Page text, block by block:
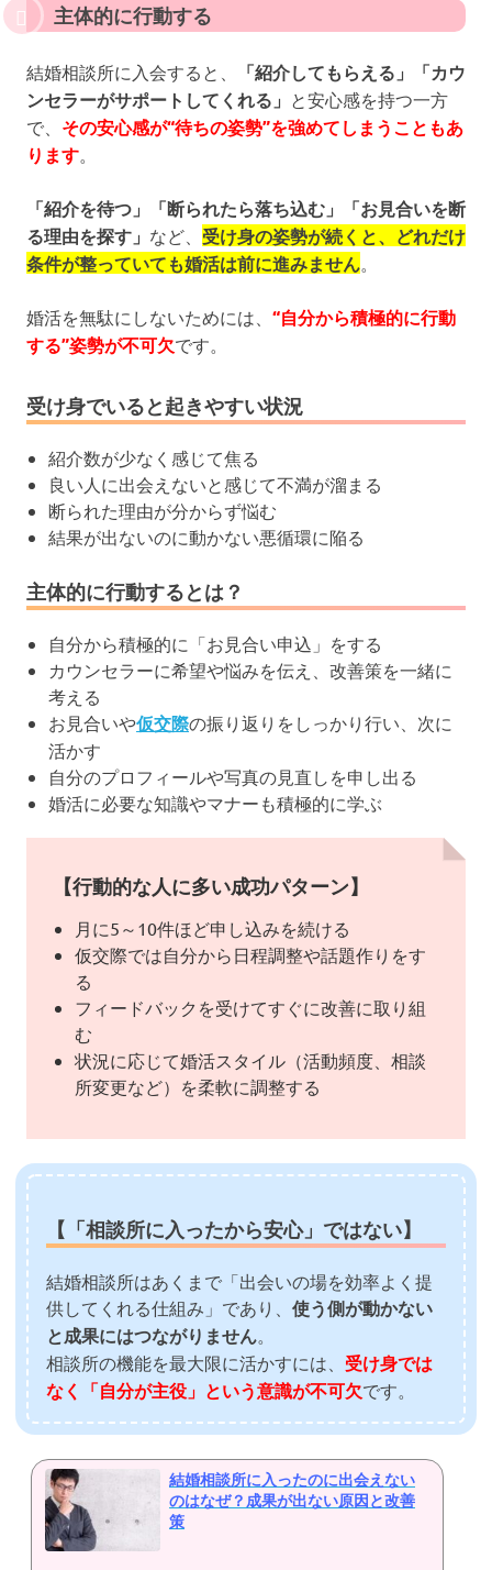
主体的に行動する
結婚相談所に入会すると、
「紹介してもらえる」「カウ
ンセラーがサポートしてくれる」 と安心感を持つ一方
で、 その安心感が“待ちの姿勢”を強めてしまうこともあ
ります。
「紹介を待つ」「断られたら落ち込む」「お見合いを断
る理由を探す」 など、 受け身の姿勢が続くと、どれだけ
条件が整っていても婚活は前に進みません。
婚活を無駄にしないためには、 “自分から積極的に行動
する”姿勢が不可欠です。
受け身でいると起きやすい状況
紹介数が少なく感じて焦る
良い人に出会えないと感じて不満が溜まる
断られた理由が分からず悩む
結果が出ないのに動かない悪循環に陥る
主体的に行動するとは？
自分から積極的に「お見合い申込」をする
カウンセラーに希望や悩みを伝え、改善策を一緒に
考える
お見合いや仮交際の振り返りをしっかり行い、次に
活かす
自分のプロフィールや写真の見直しを申し出る
婚活に必要な知識やマナーも積極的に学ぶ
【行動的な人に多い成功パターン】
月に5～10件ほど申し込みを続ける
仮交際では自分から日程調整や話題作りをす
る
フィードバックを受けてすぐに改善に取り組
む
状況に応じて婚活スタイル（活動頻度、相談
所変更など）を柔軟に調整する
【「相談所に入ったから安心」ではない】
結婚相談所はあくまで「出会いの場を効率よく提
供してくれる仕組み」であり、 使う側が動かない
と成果にはつながりません。
相談所の機能を最大限に活かすには、 受け身では
なく「自分が主役」という意識が不可欠です。
結婚相談所に入ったのに出会えない
のはなぜ？成果が出ない原因と改善
策